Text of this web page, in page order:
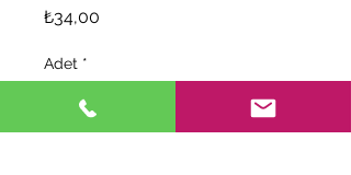
₺34,00
Adet *